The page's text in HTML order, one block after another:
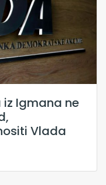
Igmana ne
Vlada